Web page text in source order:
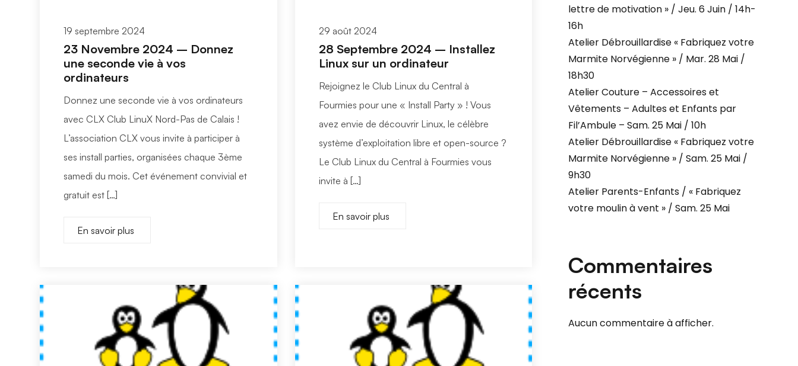
lettre de motivation » / Jeu. 6 Juin / 14h-
16h
Atelier Débrouillardise « Fabriquez votre
Marmite Norvégienne » / Mar. 28 Mai /
18h30
Atelier Couture – Accessoires et
Vêtements – Adultes et Enfants par
Fil’Ambule – Sam. 25 Mai / 10h
Atelier Débrouillardise « Fabriquez votre
Marmite Norvégienne » / Sam. 25 Mai /
9h30
Atelier Parents-Enfants / « Fabriquez
votre moulin à vent » / Sam. 25 Mai
Commentaires
récents
Aucun commentaire à afficher.
19 septembre 2024
23 Novembre 2024 – Donnez
une seconde vie à vos
ordinateurs
Donnez une seconde vie à vos ordinateurs
avec CLX Club LinuX Nord-Pas de Calais !
L’association CLX vous invite à participer à
ses install parties, organisées chaque 3ème
samedi du mois. Cet événement convivial et
gratuit est […]
En savoir plus
29 août 2024
28 Septembre 2024 – Installez
Linux sur un ordinateur
Rejoignez le Club Linux du Central à
Fourmies pour une « Install Party » ! Vous
avez envie de découvrir Linux, le célèbre
système d’exploitation libre et open-source ?
Le Club Linux du Central à Fourmies vous
invite à […]
En savoir plus